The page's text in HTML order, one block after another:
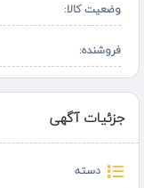
وضعیت کالا:
فروشنده:
جزئیات آگهی
دسته